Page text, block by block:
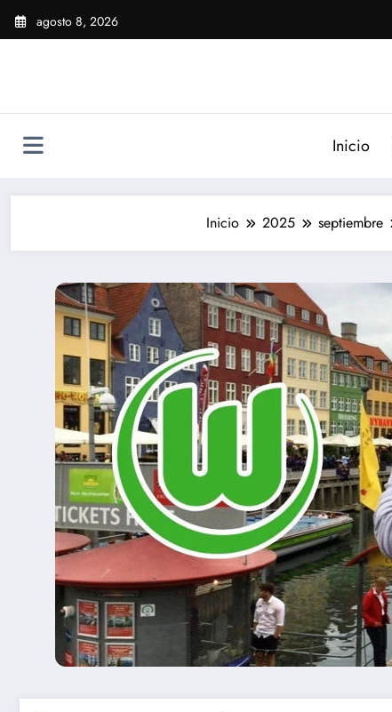
Saltar
agosto 8, 2026
Inicio
Inicio 2025 septiembre